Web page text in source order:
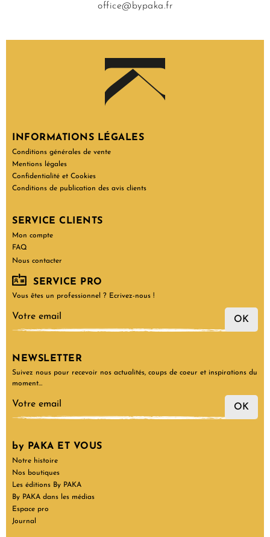
office@bypaka.fr
INFORMATIONS LÉGALES
Conditions générales de vente
Mentions légales
Confidentialité et Cookies
Conditions de publication des avis clients
SERVICE CLIENTS
Mon compte
FAQ
Nous contacter
SERVICE PRO
Vous êtes un professionnel ? Ecrivez-nous !
OK
NEWSLETTER
Suivez nous pour recevoir nos actualités, coups de coeur et inspirations du
moment…
OK
by PAKA ET VOUS
Notre histoire
Nos boutiques
Les éditions By PAKA
By PAKA dans les médias
Espace pro
Journal